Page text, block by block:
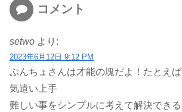
コメント
setwo より:
2023年6月12日 9:12 PM
ぶんちょさんは才能の塊だよ！たとえば
気遣い上手
難しい事をシンプルに考えて解決できる